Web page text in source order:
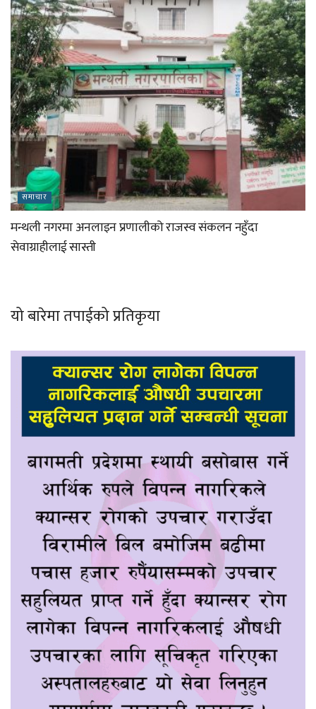
समाचार
मन्थली नगरमा अनलाइन प्रणालीको राजस्व संकलन नहुँदा
सेवाग्राहीलाई सास्ती
यो बारेमा तपाईको प्रतिकृया